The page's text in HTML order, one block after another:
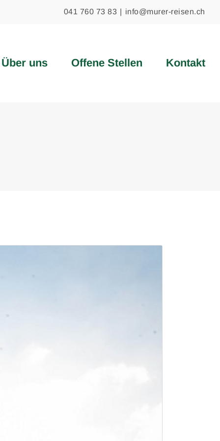
041 760 73 83 | info@murer-reisen.ch
Über uns Offene Stellen Kontakt